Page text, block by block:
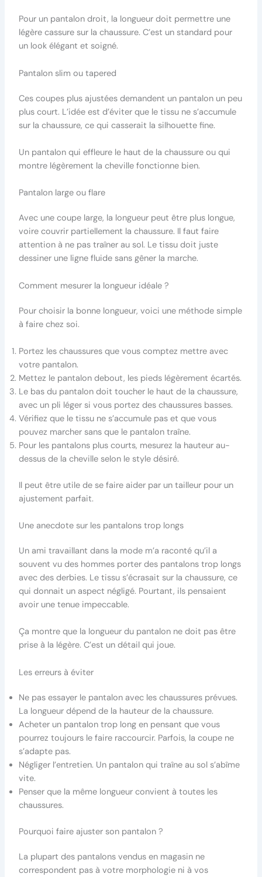
Pour un pantalon droit, la longueur doit permettre une
légère cassure sur la chaussure. C’est un standard pour
un look élégant et soigné.
Pantalon slim ou tapered
Ces coupes plus ajustées demandent un pantalon un peu
plus court. L’idée est d’éviter que le tissu ne s’accumule
sur la chaussure, ce qui casserait la silhouette fine.
Un pantalon qui effleure le haut de la chaussure ou qui
montre légèrement la cheville fonctionne bien.
Pantalon large ou flare
Avec une coupe large, la longueur peut être plus longue,
voire couvrir partiellement la chaussure. Il faut faire
attention à ne pas traîner au sol. Le tissu doit juste
dessiner une ligne fluide sans gêner la marche.
Comment mesurer la longueur idéale ?
Pour choisir la bonne longueur, voici une méthode simple
à faire chez soi.
Portez les chaussures que vous comptez mettre avec
votre pantalon.
Mettez le pantalon debout, les pieds légèrement écartés.
Le bas du pantalon doit toucher le haut de la chaussure,
avec un pli léger si vous portez des chaussures basses.
Vérifiez que le tissu ne s’accumule pas et que vous
pouvez marcher sans que le pantalon traîne.
Pour les pantalons plus courts, mesurez la hauteur au-
dessus de la cheville selon le style désiré.
Il peut être utile de se faire aider par un tailleur pour un
ajustement parfait.
Une anecdote sur les pantalons trop longs
Un ami travaillant dans la mode m’a raconté qu’il a
souvent vu des hommes porter des pantalons trop longs
avec des derbies. Le tissu s’écrasait sur la chaussure, ce
qui donnait un aspect négligé. Pourtant, ils pensaient
avoir une tenue impeccable.
Ça montre que la longueur du pantalon ne doit pas être
prise à la légère. C’est un détail qui joue.
Les erreurs à éviter
Ne pas essayer le pantalon avec les chaussures prévues.
La longueur dépend de la hauteur de la chaussure.
Acheter un pantalon trop long en pensant que vous
pourrez toujours le faire raccourcir. Parfois, la coupe ne
s’adapte pas.
Négliger l’entretien. Un pantalon qui traîne au sol s’abîme
vite.
Penser que la même longueur convient à toutes les
chaussures.
Pourquoi faire ajuster son pantalon ?
La plupart des pantalons vendus en magasin ne
correspondent pas à votre morphologie ni à vos